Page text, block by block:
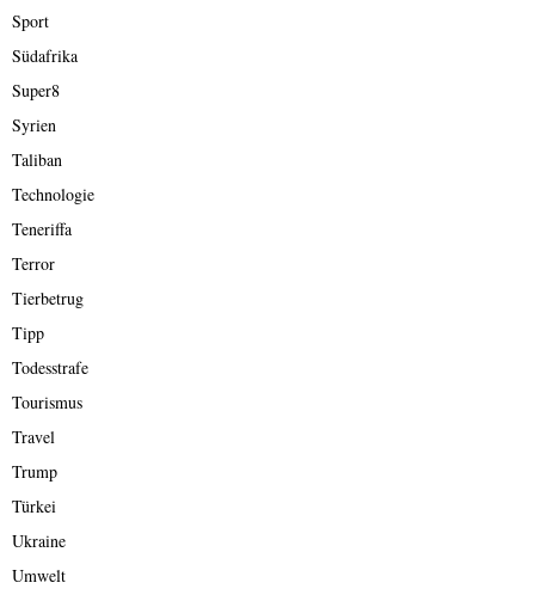
Sport
Südafrika
Super8
Syrien
Taliban
Technologie
Teneriffa
Terror
Tierbetrug
Tipp
Todesstrafe
Tourismus
Travel
Trump
Türkei
Ukraine
Umwelt